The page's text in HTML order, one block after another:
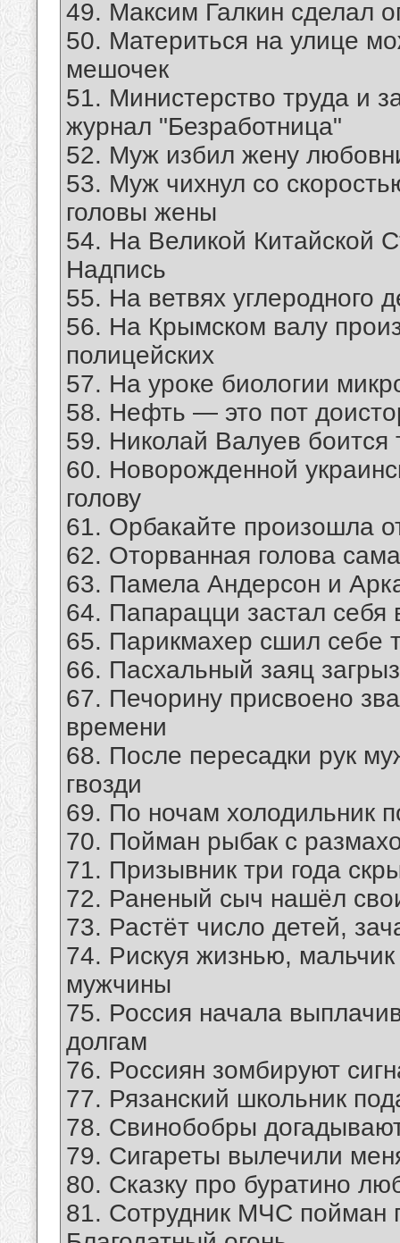
49. Максим Галкин сделал
50. Материться на улице
мешочек
51. Министерство труда и
журнал "Безработница"
52. Муж избил жену
53. Муж чихнул со
головы жены
54. На Великой Китайской
Надпись
55. На ветвях углеродного
56. На Крымском валу
полицейских
57. На уроке биологии
58. Нефть — это пот
59. Николай Валуев боится
60. Новорожденной
голову
61. Орбакайте произошла
62. Оторванная голова
63. Памела Андерсон и
64. Папарацци застал
65. Парикмахер сшил себе
66. Пасхальный заяц
67. Печорину присвоено
времени
68. После пересадки рук
гвозди
69. По ночам холодильник
70. Пойман рыбак с
71. Призывник три года
72. Раненый сыч нашёл
73. Растёт число детей,
74. Рискуя жизнью,
мужчины
75. Россия начала
долгам
76. Россиян зомбируют
77. Рязанский школьник
78. Свинобобры
79. Сигареты вылечили
80. Сказку про буратино
81. Сотрудник МЧС пойман